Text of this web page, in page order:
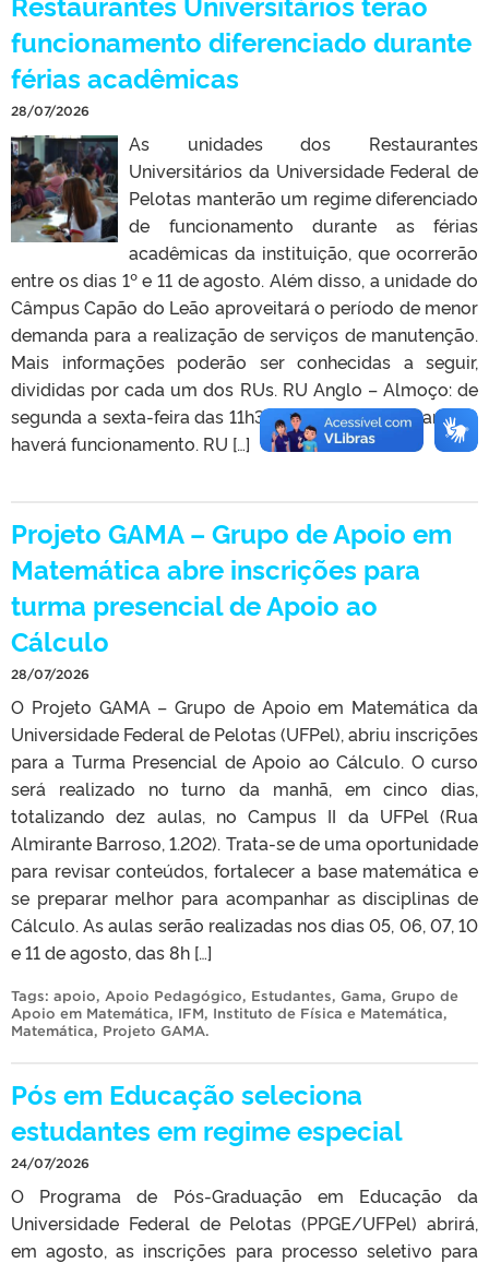
funcionamento diferenciado durante
férias acadêmicas
28/07/2026
As unidades dos Restaurantes
Universitários da Universidade Federal de
Pelotas manterão um regime diferenciado
de funcionamento durante as férias
acadêmicas da instituição, que ocorrerão
entre os dias 1º e 11 de agosto. Além disso, a unidade do
Câmpus Capão do Leão aproveitará o período de menor
demanda para a realização de serviços de manutenção.
Mais informações poderão ser conhecidas a seguir,
divididas por cada um dos RUs. RU Anglo – Almoço: de
segunda a sexta-feira das 11h30min às 13h; – Jantar: não
haverá funcionamento. RU […]
Projeto GAMA – Grupo de Apoio em
Matemática abre inscrições para
turma presencial de Apoio ao
Cálculo
28/07/2026
O Projeto GAMA – Grupo de Apoio em Matemática da
Universidade Federal de Pelotas (UFPel), abriu inscrições
para a Turma Presencial de Apoio ao Cálculo. O curso
será realizado no turno da manhã, em cinco dias,
totalizando dez aulas, no Campus II da UFPel (Rua
Almirante Barroso, 1.202). Trata-se de uma oportunidade
para revisar conteúdos, fortalecer a base matemática e
se preparar melhor para acompanhar as disciplinas de
Cálculo. As aulas serão realizadas nos dias 05, 06, 07, 10
e 11 de agosto, das 8h […]
Tags: apoio, Apoio Pedagógico, Estudantes, Gama, Grupo de
Apoio em Matemática, IFM, Instituto de Física e Matemática,
Matemática, Projeto GAMA.
Pós em Educação seleciona
estudantes em regime especial
24/07/2026
O Programa de Pós-Graduação em Educação da
Universidade Federal de Pelotas (PPGE/UFPel) abrirá,
em agosto, as inscrições para processo seletivo para